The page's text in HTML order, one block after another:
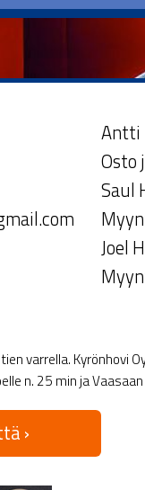
Antti
Osto
Saul
Joel
varrella. Kyrönhovi
n. 25 min ja
›